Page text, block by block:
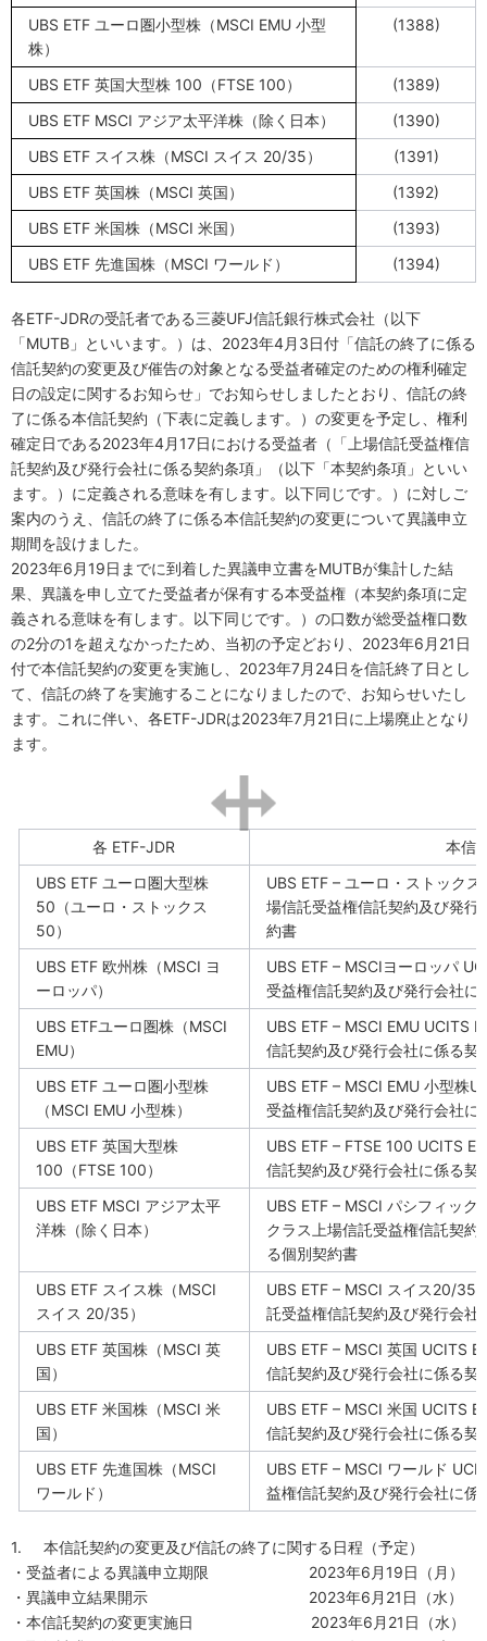
UBS ETF ユーロ圏小型株（MSCI EMU 小型
株）
(1388)
UBS ETF 英国大型株 100 （FTSE 100）
(1389)
UBS ETF MSCI アジア太平洋株（除く日本）
(1390)
UBS ETF スイス株（MSCI スイス 20/35）
(1391)
UBS ETF 英国株（MSCI 英国）
(1392)
UBS ETF 米国株（MSCI 米国）
(1393)
UBS ETF 先進国株（MSCI ワールド） (1394)
各ETF-JDRの受託者である三菱UFJ信託銀行株式会社（以下
「MUTB 」といいます。）は、 2023年4月 3日付「信託の終了に係る
信託契約の変更及び催告の対象となる受益者確定のための権利確定
日の設定に関するお知らせ」でお知らせしましたとおり、信託の終
了に係る本信託契約（下表に定義します。）の変更を予定し、権利
確定日である2023年4月 17日における受益者（「上場信託受益権信
託契約及び発行会社に係る契約条項」（以下「本契約条項」といい
ます。）に定義される意味を有します。以下同じです。）に対しご
案内のうえ、信託の終了に係る本信託契約の変更について異議申立
期間を設けました。
2023年6 月 19日までに到着した異議申立書をMUTBが集計した結
果、異議を申し立てた受益者が保有する本受益権（本契約条項に定
義される意味を有します。以下同じです。）の口数が総受益権口数
の2分の1を超えなかったため、当初の予定どおり、 2023年6 月 21 日
付で本信託契約の変更を実施し、 2023年7月 24日を信託終了日とし
て、信託の終了を実施することになりましたので、お知らせいたし
ます。これに伴い、各ETF-JDRは2023年7月 21 日に上場廃止となり
ます。
各 ETF-JDR
本信
UBS ETF ユーロ圏大型株
50 （ユーロ・ストックス
50）
UBS ETF – ユーロ・ストックス
場信託受益権信託契約及び発
約書
UBS ETF 欧州株（MSCI ヨ
ーロッパ）
UBS ETF – MSCIヨーロッパ
受益権信託契約及び発行会社に
UBS ETFユーロ圏株（MSCI
EMU）
UBS ETF – MSCI EMU UCITS
信託契約及び発行会社に係る契
UBS ETF ユーロ圏小型株
（MSCI EMU 小型株）
UBS ETF – MSCI EMU 小型株
受益権信託契約及び発行会社に
UBS ETF 英国大型株
100 （FTSE 100）
UBS ETF – FTSE 100 UCITS
信託契約及び発行会社に係る契
UBS ETF MSCI アジア太平
洋株（除く日本）
UBS ETF – MSCI パシフィック
クラス上場信託受益権信託契
る個別契約書
UBS ETF スイス株（MSCI
スイス 20/35）
UBS ETF – MSCI スイス20/35
託受益権信託契約及び発行会
UBS ETF 英国株（MSCI 英
国）
UBS ETF – MSCI 英国 UCITS
信託契約及び発行会社に係る契
UBS ETF 米国株（MSCI 米
国）
UBS ETF – MSCI 米国 UCITS
信託契約及び発行会社に係る契
UBS ETF 先進国株（MSCI
ワールド）
UBS ETF – MSCI ワールド
益権信託契約及び発行会社に係
1. 本信託契約の変更及び信託の終了に関する日程（予定）
・受益者による異議申立期限 2023年6 月 19日（月）
・異議申立結果開示 2023年6 月 21 日（水）
・本信託契約の変更実施日
2023年6 月 21 日（水）